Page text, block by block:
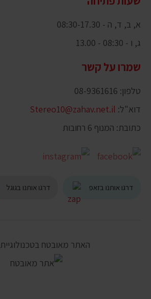
א, ב, ד, ה - 08:30-17.30
ג, ו - 08:30 - 13.00
שמרו על קשר
טלפון: 08-9361616
דוא"ל: Stereo10@zahav.net.il
כתובת: המנוף 6 רחובות
דרגו אותנו בזאפ דרגו אותנו בגוגל
האתר מאובטח בטכנולוגיית SSL